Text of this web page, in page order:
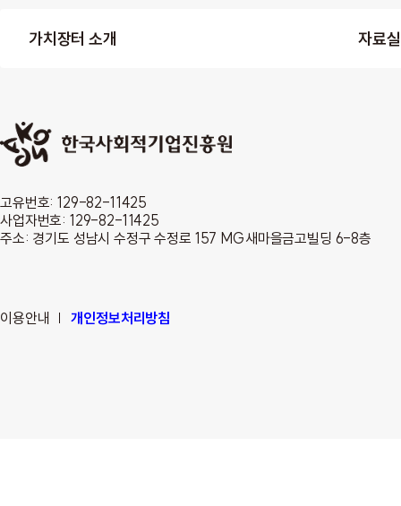
가치장터 소개 자료실
고유번호: 129-82-11425
사업자번호: 129-82-11425
주소: 경기도 성남시 수정구 수정로 157 MG새마을금고빌딩 6-8층
이용안내 개인정보처리방침